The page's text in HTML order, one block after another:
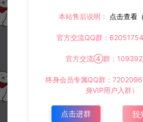
本站售后说明： 点击查看
官方交流QQ群：
官方交流④群：
终身会员专属QQ群：
身VIP用户入群）
点击进群 我